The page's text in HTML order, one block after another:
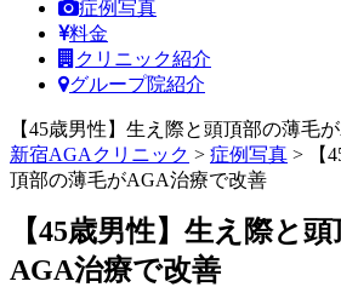
症例写真
料金
クリニック紹介
グループ院紹介
【45歳男性】生え際と頭頂部の薄毛
新宿AGAクリニック > 症例写真 >
【
頂部の薄毛がAGA治療で改善
【45歳男性】生え際と
AGA治療で改善